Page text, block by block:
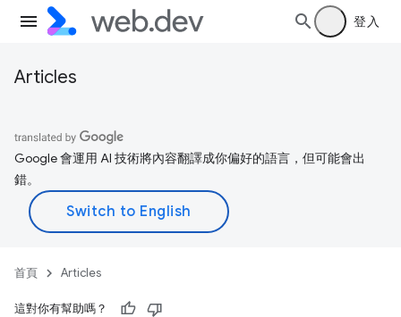
登入
Articles
Google 會運用 AI 技術將內容翻譯成你偏好的語言，但可能會出
錯。
首頁 Articles
這對你有幫助嗎？